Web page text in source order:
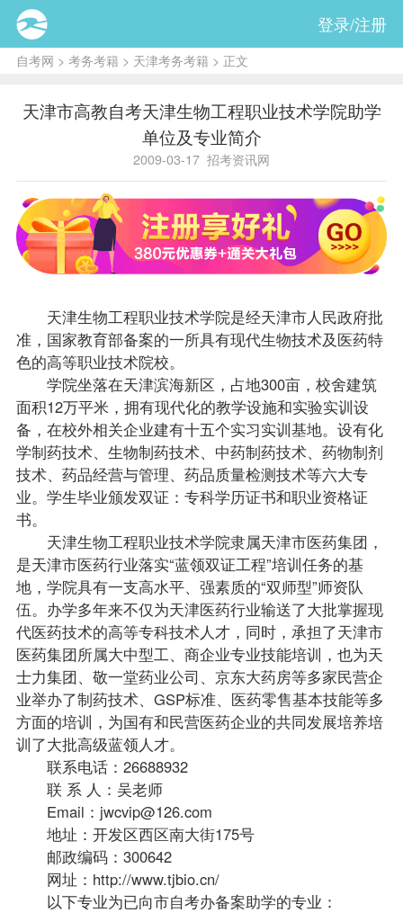
登录/注册
自考网 > 考务考籍 > 天津考务考籍 > 正文
天津市高教自考天津生物工程职业技术学院助学
单位及专业简介
2009-03-17 招考资讯网
天津生物工程职业技术学院是经天津市人民政府批
准，国家教育部备案的一所具有现代生物技术及医药特
色的高等职业技术院校。
学院坐落在天津滨海新区，占地300亩，校舍建筑
面积12万平米，拥有现代化的教学设施和实验实训设
备，在校外相关企业建有十五个实习实训基地。设有化
学制药技术、生物制药技术、中药制药技术、药物制剂
技术、药品经营与管理、药品质量检测技术等六大专
业。学生毕业颁发双证：专科学历证书和职业资格证
书。
天津生物工程职业技术学院隶属天津市医药集团，
是天津市医药行业落实“蓝领双证工程”培训任务的基
地，学院具有一支高水平、强素质的“双师型”师资队
伍。办学多年来不仅为天津医药行业输送了大批掌握现
代医药技术的高等专科技术人才，同时，承担了天津市
医药集团所属大中型工、商企业专业技能培训，也为天
士力集团、敬一堂药业公司、京东大药房等多家民营企
业举办了制药技术、GSP标准、医药零售基本技能等多
方面的培训，为国有和民营医药企业的共同发展培养培
训了大批高级蓝领人才。
联系电话：26688932
联 系 人：吴老师
Email： jwcvip@126.com
地址：开发区西区南大街175号
邮政编码：300642
网址： http://www.tjbio.cn/
以下专业为已向市自考办备案助学的专业：